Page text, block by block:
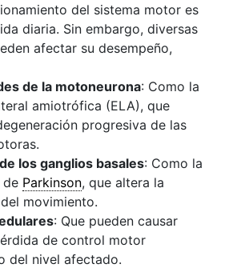
del sistema motor es
diaria. Sin embargo, diversas
afectar su desempeño,
de la motoneurona: Como la
amiotrófica (ELA), que
progresiva de las
los ganglios basales: Como la
de Parkinson, que altera la
movimiento.
: Que pueden causar
de control motor
del nivel afectado.